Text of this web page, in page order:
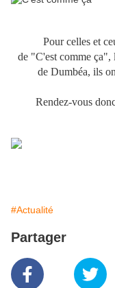
Pour celles et
de "C'est comme ça",
de Dumbéa, ils
Rendez-vous
#Actualité
Partager